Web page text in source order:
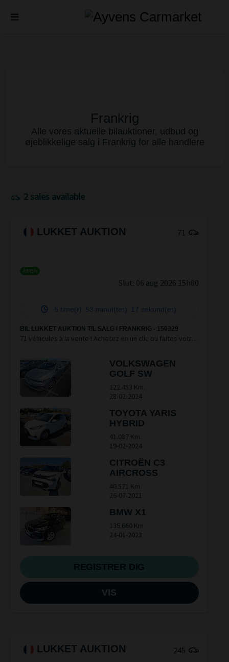
Frankrig
Alle vores aktuelle bilauktioner, udbud og
øjeblikkelige salg i Frankrig for alle handlere
2 sales available
LUKKET AUKTION 71
ÅBEN
Slut: 06 aug 2026 15h00
5 time(r) 53 minut(ter) 17 sekund(er)
BIL LUKKET AUKTION TIL SALG I FRANKRIG - 150329
71 véhicules à la vente ! Achetez en un clic ou faites votre
VOLKSWAGEN
GOLF SW
122.453 Km.
28-02-2024
TOYOTA YARIS
HYBRID
41.087 Km.
19-02-2024
CITROËN C3
AIRCROSS
40.571 Km.
26-07-2021
BMW X1
135.660 Km.
24-01-2023
VIS
LUKKET AUKTION 245